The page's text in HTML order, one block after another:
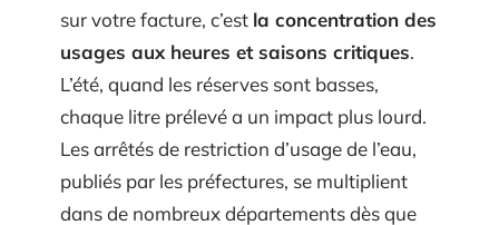
sur votre facture, c’est la concentration des
usages aux heures et saisons critiques.
L’été, quand les réserves sont basses,
chaque litre prélevé a un impact plus lourd.
Les arrêtés de restriction d’usage de l’eau,
publiés par les préfectures, se multiplient
dans de nombreux départements dès que